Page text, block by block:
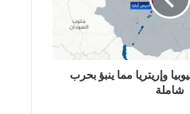
وإريتريا مما ينبؤ بحرب
شاملة